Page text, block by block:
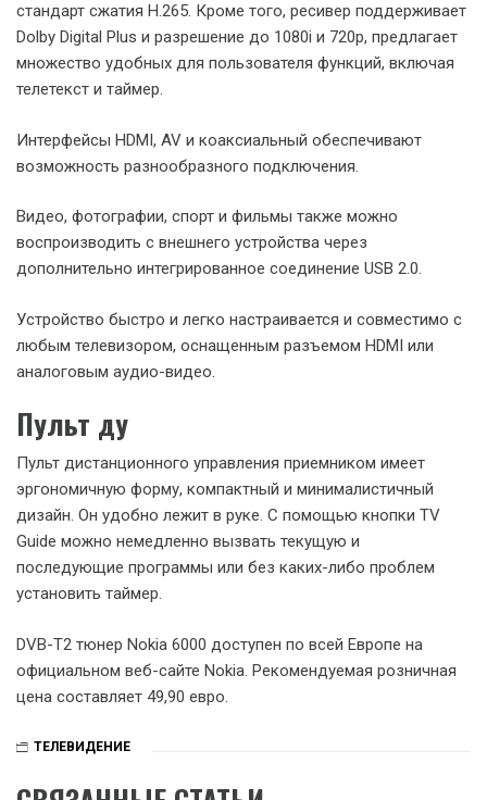
стандарт сжатия H.265. Кроме того, ресивер поддерживает
Dolby Digital Plus и разрешение до 1080i и 720p, предлагает
множество удобных для пользователя функций, включая
телетекст и таймер.
Интерфейсы HDMI, AV и коаксиальный обеспечивают
возможность разнообразного подключения.
Видео, фотографии, спорт и фильмы также можно
воспроизводить с внешнего устройства через
дополнительно интегрированное соединение USB 2.0.
Устройство быстро и легко настраивается и совместимо с
любым телевизором, оснащенным разъемом HDMI или
аналоговым аудио-видео.
Пульт ду
Пульт дистанционного управления приемником имеет
эргономичную форму, компактный и минималистичный
дизайн. Он удобно лежит в руке. С помощью кнопки TV
Guide можно немедленно вызвать текущую и
последующие программы или без каких-либо проблем
установить таймер.
DVB-T2 тюнер Nokia 6000 доступен по всей Европе на
официальном веб-сайте Nokia. Рекомендуемая розничная
цена составляет 49,90 евро.
ТЕЛЕВИДЕНИЕ